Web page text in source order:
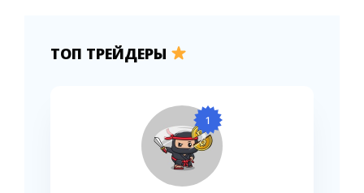
ТОП ТРЕЙДЕРЫ
1